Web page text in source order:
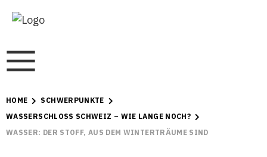
HOME
SCHWERPUNKTE
WASSERSCHLOSS SCHWEIZ – WIE LANGE NOCH?
WASSER: DER STOFF, AUS DEM WINTERTRÄUME SIND